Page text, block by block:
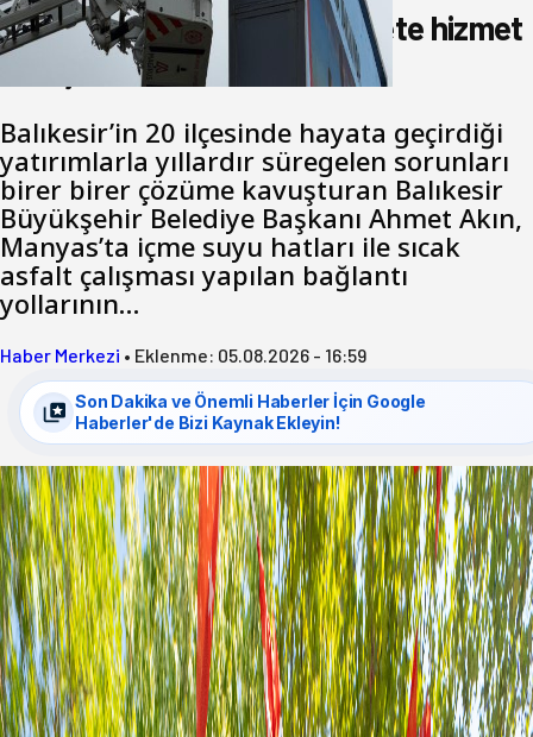
Akın: Benim derdim memlekete hizmet
hemşerim!
Balıkesir’in 20 ilçesinde hayata geçirdiği
yatırımlarla yıllardır süregelen sorunları
birer birer çözüme kavuşturan Balıkesir
Büyükşehir Belediye Başkanı Ahmet Akın,
Manyas’ta içme suyu hatları ile sıcak
asfalt çalışması yapılan bağlantı
yollarının…
Haber Merkezi • Eklenme: 05.08.2026 - 16:59
Son Dakika ve Önemli Haberler İçin Google
Haberler'de Bizi Kaynak Ekleyin!